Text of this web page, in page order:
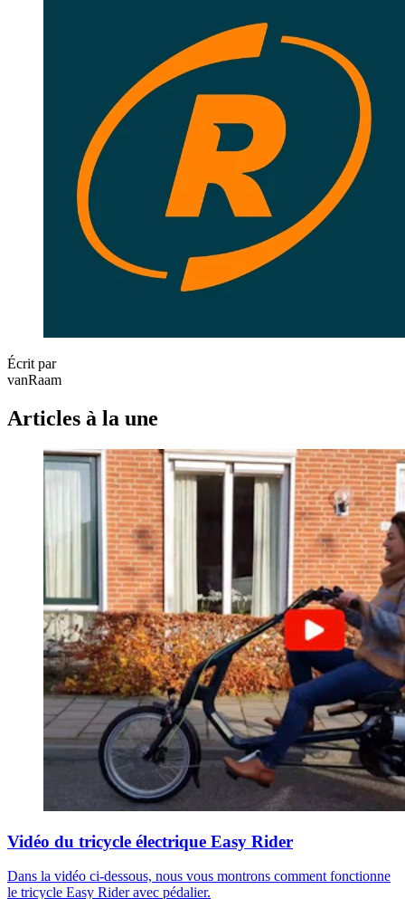
Écrit par
vanRaam
Articles à la une
Vidéo du tricycle électrique Easy Rider
Dans la vidéo ci-dessous, nous vous montrons comment fonctionne
le tricycle Easy Rider avec pédalier.